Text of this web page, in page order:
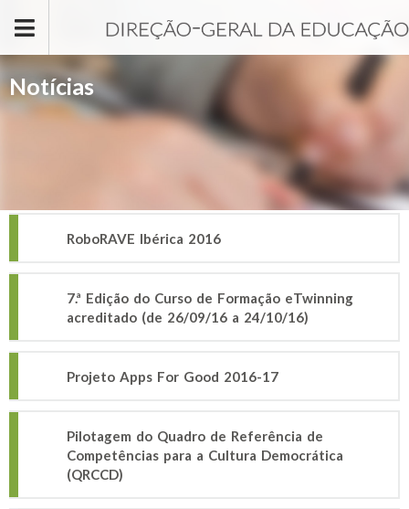
Notícias
RoboRAVE Ibérica 2016
7.ª Edição do Curso de Formação eTwinning
acreditado (de 26/09/16 a 24/10/16)
Projeto Apps For Good 2016-17
Pilotagem do Quadro de Referência de
Competências para a Cultura Democrática
(QRCCD)